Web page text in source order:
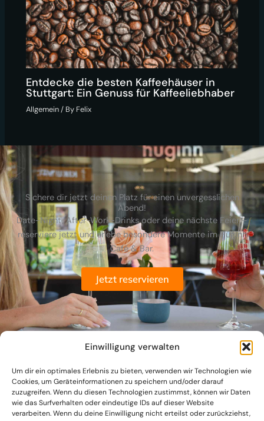
Einwilligung verwalten
Um dir ein optimales Erlebnis zu bieten, verwenden wir Technologien wie
Cookies, um Geräteinformationen zu speichern und/oder darauf
zuzugreifen. Wenn du diesen Technologien zustimmst, können wir Daten
wie das Surfverhalten oder eindeutige IDs auf dieser Website
verarbeiten. Wenn du deine Einwilligung nicht erteilst oder zurückziehst,
Entdecke die besten Kaffeehäuser in
Stuttgart: Ein Genuss für Kaffeeliebhaber
Allgemein/ By Felix
Sichere dir jetzt deinen Platz für einen unvergesslichen
Abend!
Date-Night, After-Work-Drinks oder deine nächste Feier –
reserviere jetzt und erlebe besondere Momente im Huginn
Café & Bar.
Jetzt reservieren